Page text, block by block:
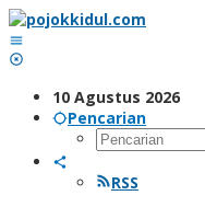
Lewati
ke
konten
10 Agustus 2026
Pencarian
RSS